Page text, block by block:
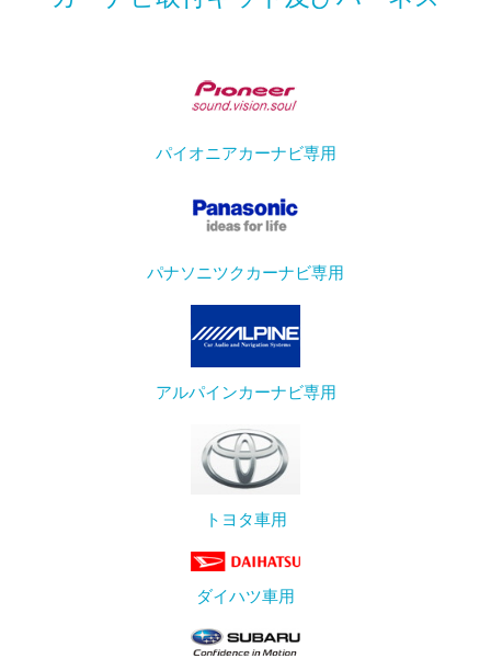
パイオニアカーナビ専用
パナソニツクカーナビ専用
アルパインカーナビ専用
トヨタ車用
ダイハツ車用